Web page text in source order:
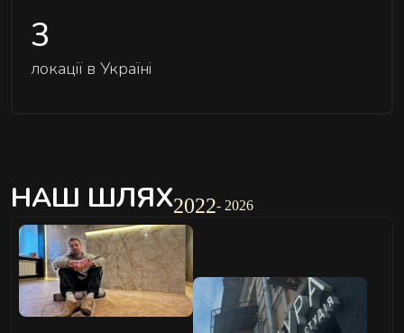
3
локації в Україні
НАШ ШЛЯХ2022- 2026